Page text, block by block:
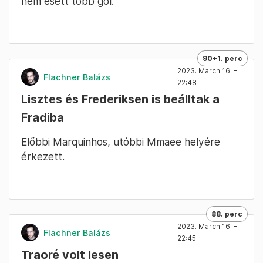
90+1. perc
Flachner Balázs
2023. March 16. –
22:48
Lisztes és Frederiksen is beálltak a
Fradiba
Előbbi Marquinhos, utóbbi Mmaee helyére
érkezett.
88. perc
Flachner Balázs
2023. March 16. –
22:45
Traoré volt lesen